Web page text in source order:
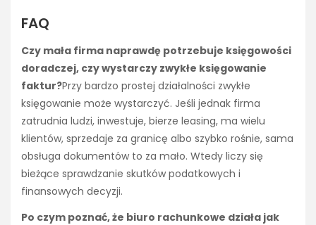
FAQ
Czy mała firma naprawdę potrzebuje księgowości
doradczej, czy wystarczy zwykłe księgowanie
faktur?Przy bardzo prostej działalności zwykłe
księgowanie może wystarczyć. Jeśli jednak firma
zatrudnia ludzi, inwestuje, bierze leasing, ma wielu
klientów, sprzedaje za granicę albo szybko rośnie, sama
obsługa dokumentów to za mało. Wtedy liczy się
bieżące sprawdzanie skutków podatkowych i
finansowych decyzji.
Po czym poznać, że biuro rachunkowe działa jak